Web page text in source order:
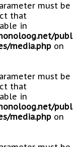
must be
that
in
publ
media.php on
must be
that
in
publ
media.php on